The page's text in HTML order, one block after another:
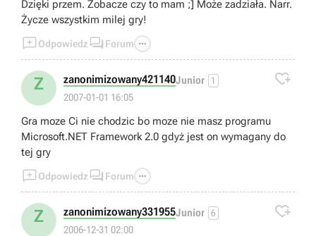
Dzięki przem. Zobacze czy to mam ;] Może zadziała. Narr.
Życze wszystkim milej gry!
Odpowiedz  Forum 
Z zanonimizowany421140Junior 1
2007-01-01 16:05

Gra moze Ci nie chodzic bo moze nie masz programu
Microsoft.NET Framework 2.0 gdyż jest on wymagany do
tej gry
Odpowiedz  Forum 
Z zanonimizowany331955Junior 6
2006-12-31 02:00
